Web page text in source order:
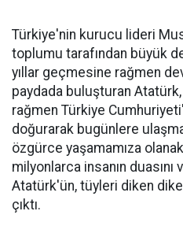
Türkiye'nin kurucu lideri
toplumu tarafından büyük
yıllar geçmesine rağmen
paydada buluşturan
rağmen Türkiye
doğurarak bugünlere
özgürce yaşamamıza
milyonlarca insanın duasını
Atatürk'ün, tüyleri diken
çıktı.